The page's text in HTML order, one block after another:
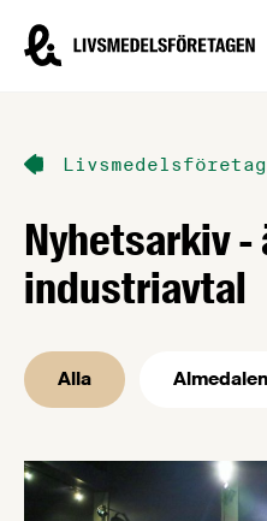
Livsmedelsföretagen – till
Nyhetsarkiv -
industriavtal
Alla